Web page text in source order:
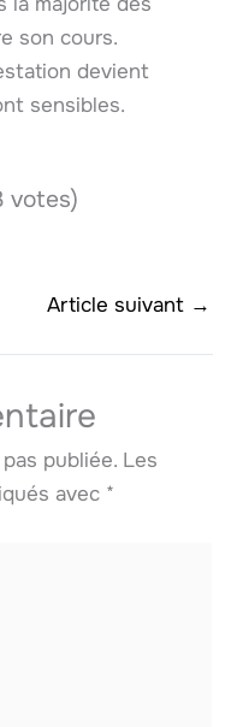
son cours.
devient
sensibles.
votes)
Article suivant →
publiée. Les
avec *